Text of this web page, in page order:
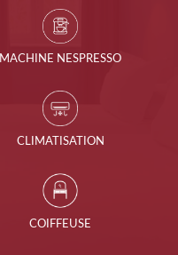
MACHINE NESPRESSO
CLIMATISATION
COIFFEUSE